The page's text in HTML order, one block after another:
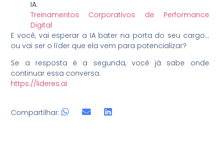
IA:
Treinamentos Corporativos de Performance
Digital
E você, vai esperar a IA bater na porta do seu cargo…
ou vai ser o líder que ela vem para potencializar?
Se a resposta é a segunda, você já sabe onde
continuar essa conversa:
https://lideres.ai
Compartilhar: